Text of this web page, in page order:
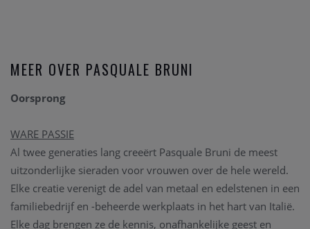
MEER OVER PASQUALE BRUNI
Oorsprong
WARE PASSIE
Al twee generaties lang creeërt Pasquale Bruni de meest
uitzonderlijke sieraden voor vrouwen over de hele wereld.
Elke creatie verenigt de adel van metaal en edelstenen in een
familiebedrijf en -beheerde werkplaats in het hart van Italië.
Elke dag brengen ze de kennis, onafhankelijke geest en